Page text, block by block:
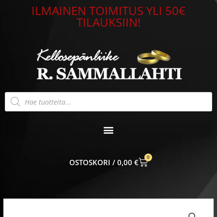
ILMAINEN TOIMITUS YLI 50€
TILAUKSIIN!
Products
search
0,00 €
0
CART